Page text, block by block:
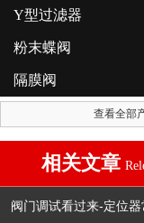
Y型过滤器
粉末蝶阀
隔膜阀
查看全部
相关文章
阀门调试看过来-定位